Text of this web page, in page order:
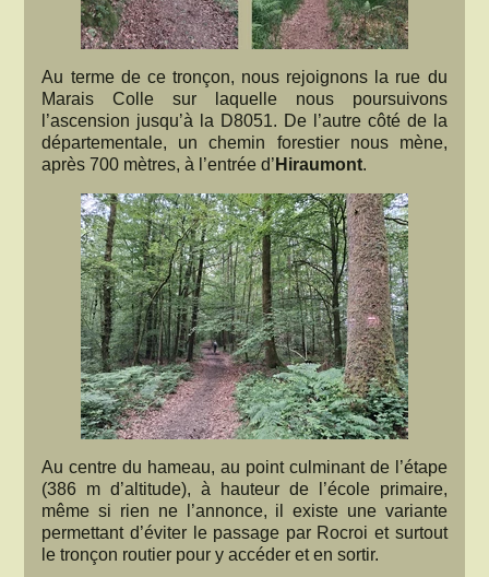
Au terme de ce tronçon, nous rejoignons la rue du
Marais Colle sur laquelle nous poursuivons
l’ascension jusqu’à la D8051. De l’autre côté de la
départementale, un chemin forestier nous mène,
après 700 mètres, à l’entrée d’ Hiraumont.
Au centre du hameau, au point culminant de l’étape
(386 m d’altitude), à hauteur de l’école primaire,
même si rien ne l’annonce, il existe une variante
permettant d’éviter le passage par Rocroi et surtout
le tronçon routier pour y accéder et en sortir.